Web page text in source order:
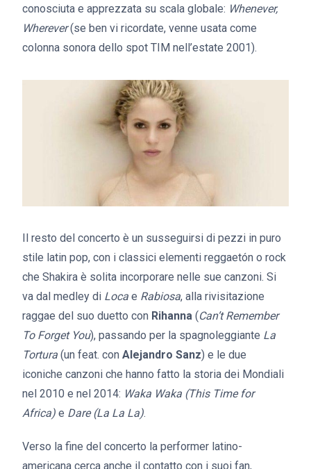
conosciuta e apprezzata su scala globale: Whenever,
Wherever(se ben vi ricordate, venne usata come
colonna sonora dello spot TIM nell’estate 2001).
Il resto del concerto è un susseguirsi di pezzi in puro
stile latin pop, con i classici elementi reggaetón o rock
che Shakira è solita incorporare nelle sue canzoni. Si
va dal medley di Loca e Rabiosa, alla rivisitazione
raggae del suo duetto con Rihanna (Can’t Remember
To Forget You), passando per la spagnoleggiante La
Tortura (un feat. con Alejandro Sanz) e le due
iconiche canzoni che hanno fatto la storia dei Mondiali
nel 2010 e nel 2014: Waka Waka (This Time for
Africa) e Dare (La La La).
Verso la fine del concerto la performer latino-
americana cerca anche il contatto con i suoi fan,